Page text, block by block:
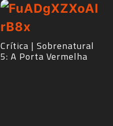
Crítica | Sobrenatural
5: A Porta Vermelha